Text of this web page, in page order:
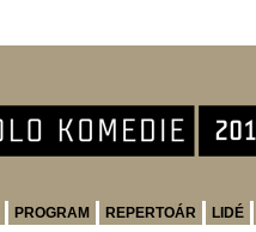
PROGRAM REPERTOÁR
LIDÉ